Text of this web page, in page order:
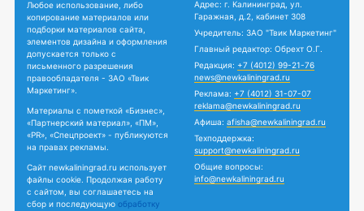
Любое использование, либо
копирование материалов или
подборки материалов сайта,
элементов дизайна и оформления
допускается только с
письменного разрешения
правообладателя - ЗАО «Твик
Маркетинг».
Материалы с пометкой «Бизнес»,
«Партнерский материал», «ПМ»,
«PR», «Спецпроект» - публикуются
на правах рекламы.
Сайт newkaliningrad.ru использует
файлы cookie. Продолжая работу
с сайтом, вы соглашаетесь на
сбор и последующую обработку
Адрес: г. Калининград, ул.
Гаражная, д.2, кабинет 308
Учредитель: ЗАО "Твик Маркетинг"
Главный редактор: Обрехт О.Г.
Редакция: +7 (4012) 99-21-76
news@newkaliningrad.ru
Реклама: +7 (4012) 31-07-07
reklama@newkaliningrad.ru
Афиша: afisha@newkaliningrad.ru
Техподдержка:
support@newkaliningrad.ru
Общие вопросы:
info@newkaliningrad.ru